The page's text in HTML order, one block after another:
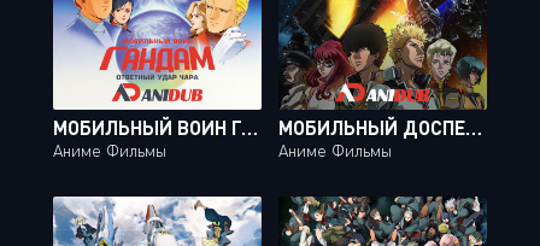
МОБИЛЬНЫЙ ВОИН ГАНДАМ: ОТВЕТНЫЙ УДАР ЧАРА / KIDOU SENSHI GUNDAM: GYAKUSHUU NO CHAR [MOVIE]
Аниме Фильмы
МОБИЛЬНЫЙ ДОСПЕХ ГАНДАМ: ГРОЗОВОЙ СЕКТОР - ДЕКАБРСЬКОЕ НЕБО / KIDOU SENSHI GUNDAM: THUNDERBOLT - DECEMBER SKY
Аниме Фильмы